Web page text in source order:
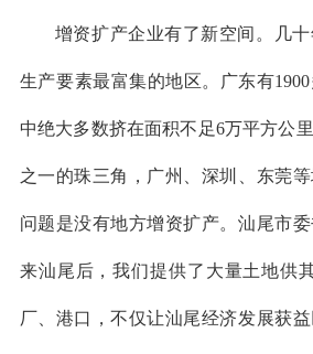
增资扩产企业有了新空间。几
生产要素最富集的地区。广东有
中绝大多数挤在面积不足6万平方公
之一的珠三角，广州、深圳、东莞
问题是没有地方增资扩产。汕尾市
来汕尾后，我们提供了大量土地供
厂、港口，不仅让汕尾经济发展获